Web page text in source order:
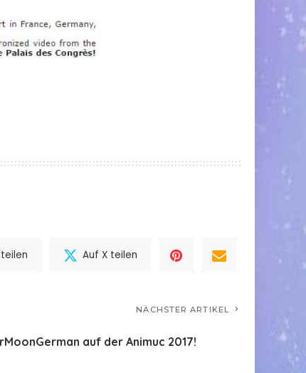
Auf X teilen
NÄCHSTER ARTIKEL
auf der Animuc 2017!